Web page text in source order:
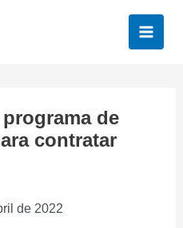
de
contratar
de 2022